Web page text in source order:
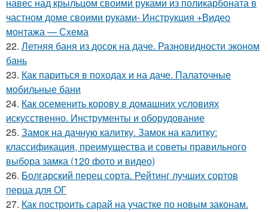
частном доме своими руками- Инструкция +Видео
монтажа — Схема
22. Летняя баня из досок на даче. Разновидности эконом
бань
23. Как париться в походах и на даче. Палаточные
мобильные бани
24. Как осеменить корову в домашних условиях
искусственно. Инструменты и оборудование
25. Замок на дачную калитку. Замок на калитку:
классификация, преимущества и советы правильного
выбора замка (120 фото и видео)
26. Болгарский перец сорта. Рейтинг лучших сортов
перца для ОГ
27. Как построить сарай на участке по новым законам.